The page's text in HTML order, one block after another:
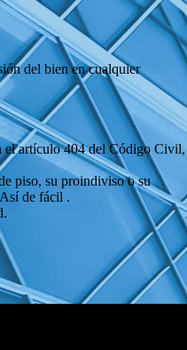
del bien en cualquier
el artículo 404 del Código Civil,
piso, su proindiviso o su
de fácil .